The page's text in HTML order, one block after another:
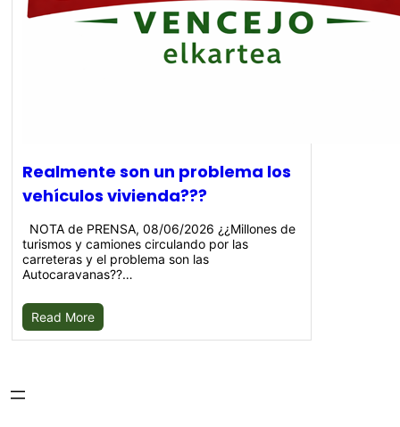
Realmente son un problema los
vehículos vivienda???
NOTA de PRENSA, 08/06/2026 ¿¿Millones de
turismos y camiones circulando por las
carreteras y el problema son las
Autocaravanas??…
Read More